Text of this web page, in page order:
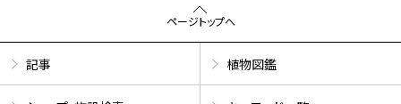
ページトップへ
記事 植物図鑑